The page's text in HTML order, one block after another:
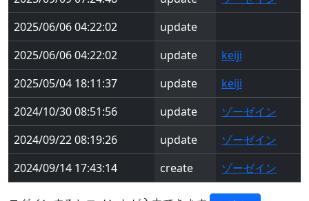
2025/06/06 04:22:02
update
2025/06/06 04:22:02
update
keiji
2025/05/04 18:11:37
update
keiji
2024/10/30 08:51:56
update
ゾーゼイン
2024/09/22 08:19:26
update
ゾーゼイン
2024/09/14 17:43:14
create ゾーゼイン